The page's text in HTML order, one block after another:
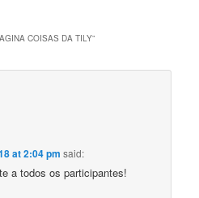
COISAS DA TILY”
at 2:04 pm said:
a todos os participantes!